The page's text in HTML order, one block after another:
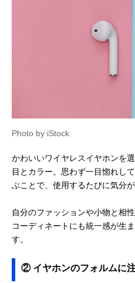
Photo by iStock
かわいいワイヤレスイヤホンを
目とカラー。思わず一目惚れし
ぶことで、使用するたびに気分が
自分のファッションや小物と相
コーディネートにも統一感が生
す。
② イヤホンのフォルムに